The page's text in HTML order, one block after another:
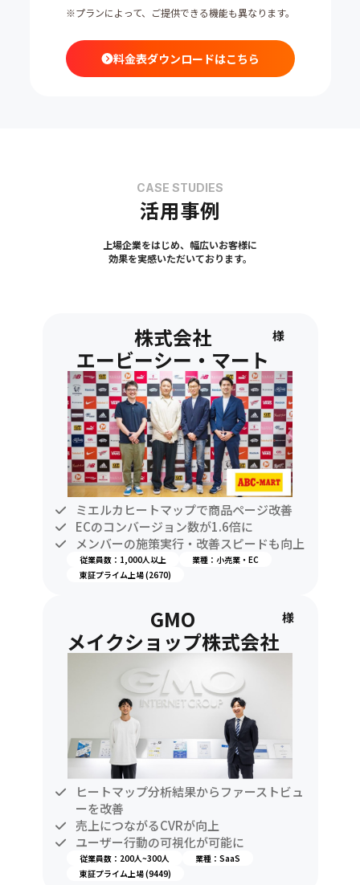
※プランによって、ご提供できる機能も異なります。
料金表ダウンロードはこちら
CASE STUDIES
活用事例
上場企業をはじめ、幅広いお客様に
効果を実感いただいております。
株式会社
エービーシー・マート
様
ミエルカヒートマップで商品ページ改善
ECのコンバージョン数が1.6倍に
メンバーの施策実行・改善スピードも向上
従業員数：1,000人以上
業種：小売業・EC
東証プライム上場 (2670)
GMO
メイクショップ株式会社
様
ヒートマップ分析結果からファーストビュ
ーを改善
売上につながるCVRが向上
ユーザー行動の可視化が可能に
従業員数：200人~300人
業種：SaaS
東証プライム上場 (9449)